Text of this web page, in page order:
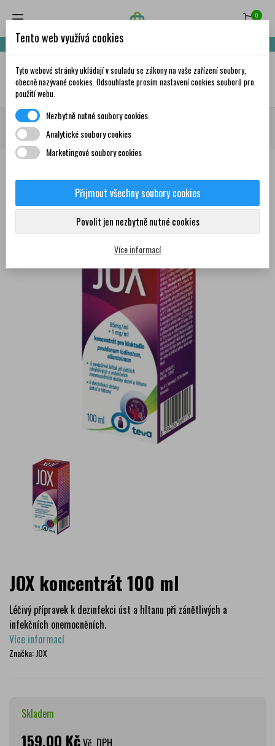
0
Nakupte za 999,- Kč a získáte dopravu zdarma!
✦AI
Domů Volně prodejné léky Chřipka, nachlazení
koncentrát 100 ml
JOX koncentrát 100 ml
Léčivý přípravek k dezinfekci úst a hltanu při zánětlivých a
infekčních onemocněních.
Více informací
Značka:JOX
Skladem
159,00 KčVč. DPH
Tento web využívá cookies
Tyto webové stránky ukládají v souladu se zákony na vaše zařízení soubory,
obecně nazývané cookies. Odsouhlaste prosím nastavení cookies souborů pro
použití webu.
Nezbytně nutné soubory cookies
Analytické soubory cookies
Marketingové soubory cookies
Přijmout všechny soubory cookies
Povolit jen nezbytně nutné cookies
Více informací